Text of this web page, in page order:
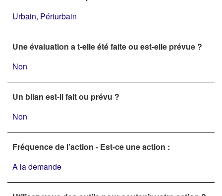
Urbain, Périurbain
Une évaluation a t-elle été faite ou est-elle prévue ?
Non
Un bilan est-il fait ou prévu ?
Non
Fréquence de l’action - Est-ce une action :
A la demande